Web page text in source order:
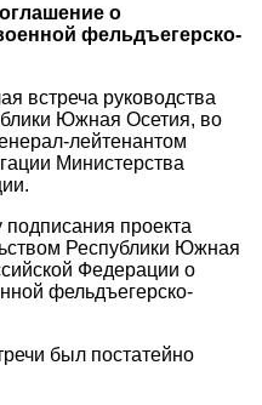
о
фельдъегерско-
встреча руководства
Южная Осетия, во
лейтенантом
Министерства
проекта
Республики Южная
Федерации о
фельдъегерско-
был постатейно